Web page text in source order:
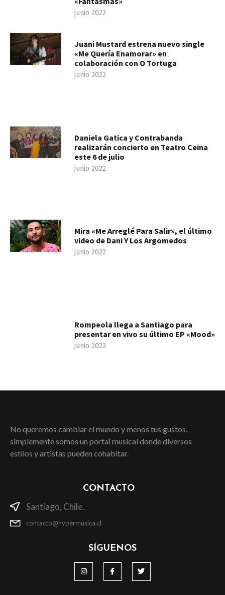
junio 2022
Juani Mustard estrena nuevo single
«Me Quería Enamorar» en
colaboración con O Tortuga
junio 2022
Daniela Gatica y Contrabanda
realizarán concierto en Teatro Ceina
este 6 de julio
junio 2022
Mira «Me Arreglé Para Salir», el último
video de Dani Y Los Argomedos
junio 2022
Rompeola llega a Santiago para
presentar en vivo su último EP «Mood»
junio 2022
No queremos cambiar el mundo y menos tus gustos,
simplemente somos un portal musical donde diversos
estilos y artistas pueden cohabitar.
CONTACTO
Santiago, Chile.
contacto@hypermusica.cl
SÍGUENOS